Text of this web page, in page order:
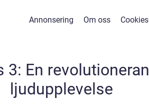
Annonsering Om oss Cookies
3: En
ljudupplevelse